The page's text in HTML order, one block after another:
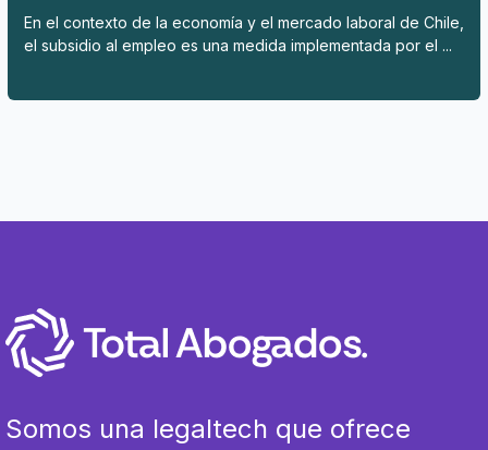
En el contexto de la economía y el mercado laboral de Chile,
el subsidio al empleo es una medida implementada por el ...
Somos una legaltech que ofrece